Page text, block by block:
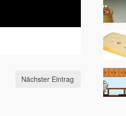
Nächster Eintrag